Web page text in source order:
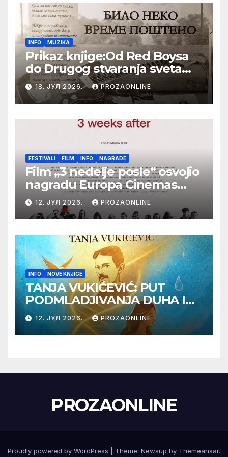
INFO MUZIKA
Prikaz knjige:Od Red Boysa
do Drugog stvaranja sveta
(bilo neko vreme pošteno)
(autor- Zlatomira Sremca,
Botoš 2022. godine,
samizdat)
18. ЈУЛ 2026. PROZAONLINE
FESTIVALI FILM INFO NAGRADE
Film „3 nedelje posle“ osvojio
nagradu Europa Cinemas
Label na Filmskom festivalu
u Karlovim Varima
12. ЈУЛ 2026. PROZAONLINE
INFO NOVE KNJIGE
TANJA VUKIĆEVIĆ: PUT
PODMLADJIVANJA DUHA I
TELA SA TESLOM
12. ЈУЛ 2026. PROZAONLINE
PROZAONLINE
Proudly powered by WordPress Theme: Newsup by Themeansar.